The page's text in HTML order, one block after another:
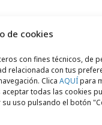
de cookies
con fines técnicos, de
relacionada con tus
Clica AQUÍpara
aceptar todas las cookies
uso pulsando el botón
desocial
por la
dos Másters -uno